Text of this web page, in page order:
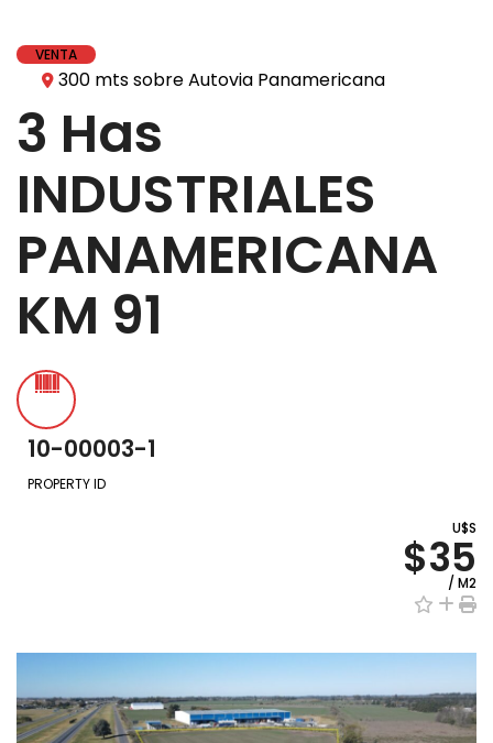
VENTA
300 mts sobre Autovia Panamericana
3 Has
INDUSTRIALES
PANAMERICANA
KM 91
10-00003-1
PROPERTY ID
U$S
$35
/ M2